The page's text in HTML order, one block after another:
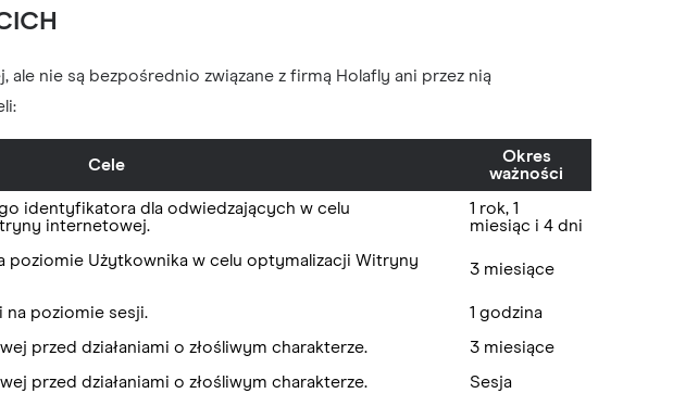
nie są bezpośrednio związane z firmą Holafly ani przez nią
Cele
Okres
ważności
identyfikatora dla odwiedzających w celu
internetowej.
1 rok, 1
miesiąc i 4 dni
poziomie Użytkownika w celu optymalizacji Witryny
3 miesiące
na poziomie sesji.
1 godzina
przed działaniami o złośliwym charakterze.
3 miesiące
przed działaniami o złośliwym charakterze.
Sesja